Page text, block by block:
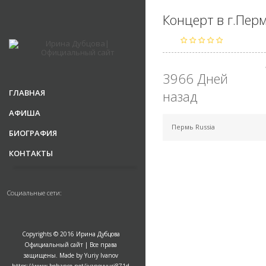
ГЛАВНАЯ
АФИША
БИОГРАФИЯ
КОНТАКТЫ
Социальные сети:
Copyrights © 2016 Ирина Дубцова
Официальный сайт | Все права
защищены. Made by Yuriy Ivanov
Концерт в
3966 Дней
назад
Пермь Russia